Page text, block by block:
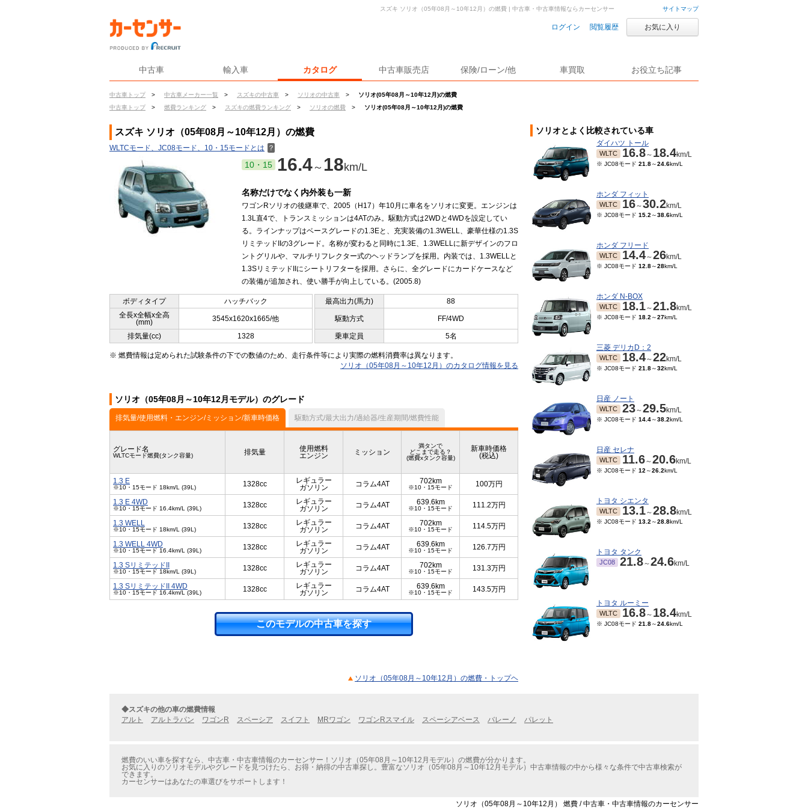
サイトマップ
ログイン 閲覧履歴 お気に入り
中古車 輸入車 カタログ 中古車販売店 保険/ローン/他 車買取 お役立ち記事
中古車トップ > 中古車メーカー一覧 > スズキの中古車 > ソリオの中古車 >
ソリオ(05年08月～10年12月)の燃費
中古車トップ
> 燃費ランキング > スズキの燃費ランキング > ソリオの燃費 > ソリオ(05年08月～10年12月)の燃費
スズキ ソリオ（05年08月～10年12月）の燃費 | 中古車・中古車情報ならカーセンサー
スズキ ソリオ（05年08月～10年12月）の燃費
WLTCモード、JC08モード、10・15モードとは ？
10・15 16.4～ 18km/L
名称だけでなく内外装も一新
ワゴンRソリオの後継車で、2005（H17）年10月に車名をソリオに変更。エンジンは
1.3L直4で、トランスミッションは4ATのみ。駆動方式は2WDと4WDを設定してい
る。ラインナップはベースグレードの1.3Eと、充実装備の1.3WELL、豪華仕様の1.3S
リミテッドIIの3グレード。名称が変わると同時に1.3E、1.3WELLに新デザインのフロ
ントグリルや、マルチリフレクター式のヘッドランプを採用。内装では、1.3WELLと
1.3SリミテッドIIにシートリフターを採用。さらに、全グレードにカードケースなど
の装備が追加され、使い勝手が向上している。(2005.8)
ボディタイプ ハッチバック 最高出力(馬力)
88
全長x全幅x全高
(mm)
3545x1620x1665/他 駆動方式 FF/4WD
排気量(cc) 1328 乗車定員 5名
※ 燃費情報は定められた試験条件の下での数値のため、走行条件等により実際の燃料消費率は異なります。
ソリオ（05年08月～10年12月）のカタログ情報を見る
ソリオ（05年08月～10年12月モデル）のグレード
排気量/使用燃料・エンジン/ミッション/新車時価格 駆動方式/最大出力/過給器/生産期間/燃費性能
グレード名
WLTCモード燃費(タンク容量) 排気量
使用燃料
エンジン
ミッション
満タンで
どこまで走る？
(燃費xタンク容量)
新車時価格
(税込)
1.3 E
※10・15モード 18km/L (39L) 1328cc
レギュラー
ガソリン
コラム4AT 702km
※10・15モード 100万円
1.3 E 4WD
※10・15モード 16.4km/L (39L) 1328cc
レギュラー
ガソリン
コラム4AT 639.6km
※10・15モード 111.2万円
1.3 WELL
※10・15モード 18km/L (39L) 1328cc
レギュラー
ガソリン
コラム4AT 702km
※10・15モード 114.5万円
1.3 WELL 4WD
※10・15モード 16.4km/L (39L) 1328cc
レギュラー
ガソリン
コラム4AT 639.6km
※10・15モード 126.7万円
1.3 SリミテッドII
※10・15モード 18km/L (39L) 1328cc
レギュラー
ガソリン
コラム4AT 702km
※10・15モード 131.3万円
1.3 SリミテッドII 4WD
※10・15モード 16.4km/L (39L) 1328cc
レギュラー
ガソリン
コラム4AT 639.6km
※10・15モード 143.5万円
このモデルの中古車を探す
ソリオ（05年08月～10年12月）の燃費・トップヘ
ソリオとよく比較されている車
ダイハツ トール
WLTC 16.8～ 18.4km/L
※ JC08モード 21.8～24.6km/L
ホンダ フィット
WLTC 16～30.2km/L
※ JC08モード 15.2 ～38.6km/L
ホンダ フリード
WLTC 14.4～26km/L
※ JC08モード 12.8～28km/L
ホンダ N-BOX
WLTC 18.1～21.8km/L
※ JC08モード 18.2 ～27km/L
三菱 デリカD：2
WLTC 18.4～22km/L
※ JC08モード 21.8～32km/L
日産 ノート
WLTC 23～29.5km/L
※ JC08モード 14.4～38.2km/L
日産 セレナ
WLTC 11.6～20.6km/L
※ JC08モード 12 ～26.2km/L
トヨタ シエンタ
WLTC 13.1～28.8km/L
※ JC08モード 13.2 ～28.8km/L
トヨタ タンク
JC08 21.8～24.6km/L
トヨタ ルーミー
WLTC 16.8～ 18.4km/L
※ JC08モード 21.8～24.6km/L
◆スズキの他の車の燃費情報
アルト
アルトラパン ワゴンR スペーシア スイフト MRワゴン ワゴンRスマイル スペーシアベース バレーノ パレット
燃費のいい車を探すなら、中古車・中古車情報のカーセンサー！ソリオ（05年08月～10年12月モデル）の燃費が分かります。
お気に入りのソリオモデルやグレードを見つけたら、お得・納得の中古車探し。豊富なソリオ（05年08月～10年12月モデル）中古車情報の中から様々な条件で中古車検索が
できます。
カーセンサーはあなたの車選びをサポートします！
ソリオ（05年08月～10年12月） 燃費 / 中古車・中古車情報のカーセンサー